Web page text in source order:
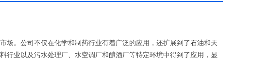
场。 公司不仅在化学和制药行业有着广泛的应用， 还扩展到了石油和天
行业以及污水处理厂、 水空调厂和酿酒厂等特定环境中得到了应用， 显